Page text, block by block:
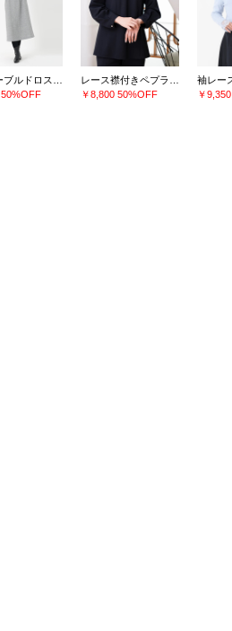
50%OFF
￥8,800 50%OFF
￥9,350